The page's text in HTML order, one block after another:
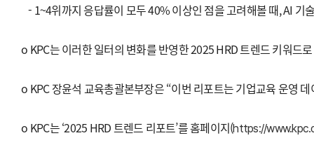
- 1~4위까지 응답률이 모두 40% 이상인 점을 고려해볼 때, AI 기
o KPC는 이러한 일터의 변화를 반영한 2025 HRD 트렌드 키워
o KPC 장윤석 교육총괄본부장은 “이번 리포트는 기업교육 운영
o KPC는 ‘2025 HRD 트렌드 리포트’를 홈페이지(https://